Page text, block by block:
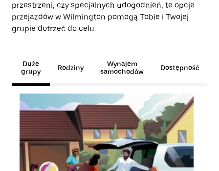
przestrzeni, czy specjalnych udogodnień, te opcje
przejazdów w Wilmington pomogą Tobie i Twojej
grupie dotrzeć do celu.
Duże
grupy
Rodziny
Wynajem
samochodów
Dostępność